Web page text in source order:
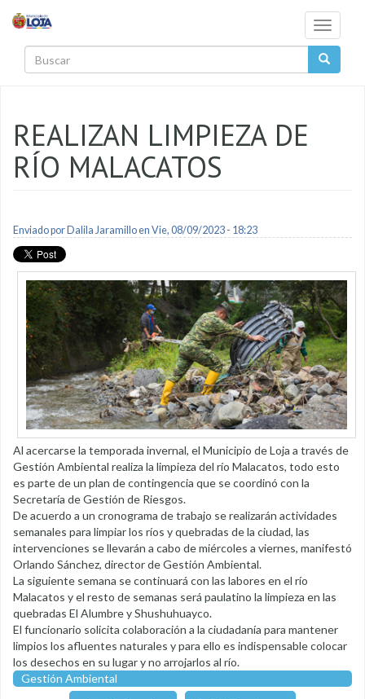
Toggle
REALIZAN LIMPIEZA DE
RÍO MALACATOS
Enviado por Dalila Jaramilloen Vie, 08/09/2023 - 18:23
Al acercarse la temporada invernal, el Municipio de Loja a través de
Gestión Ambiental realiza la limpieza del río Malacatos, todo esto
es parte de un plan de contingencia que se coordinó con la
Secretaría de Gestión de Riesgos.
De acuerdo a un cronograma de trabajo se realizarán actividades
semanales para limpiar los ríos y quebradas de la ciudad, las
intervenciones se llevarán a cabo de miércoles a viernes, manifestó
Orlando Sánchez, director de Gestión Ambiental.
La siguiente semana se continuará con las labores en el río
Malacatos y el resto de semanas será paulatino la limpieza en las
quebradas El Alumbre y Shushuhuayco.
El funcionario solicita colaboración a la ciudadanía para mantener
limpios los afluentes naturales y para ello es indispensable colocar
los desechos en su lugar y no arrojarlos al río.
Gestión Ambiental